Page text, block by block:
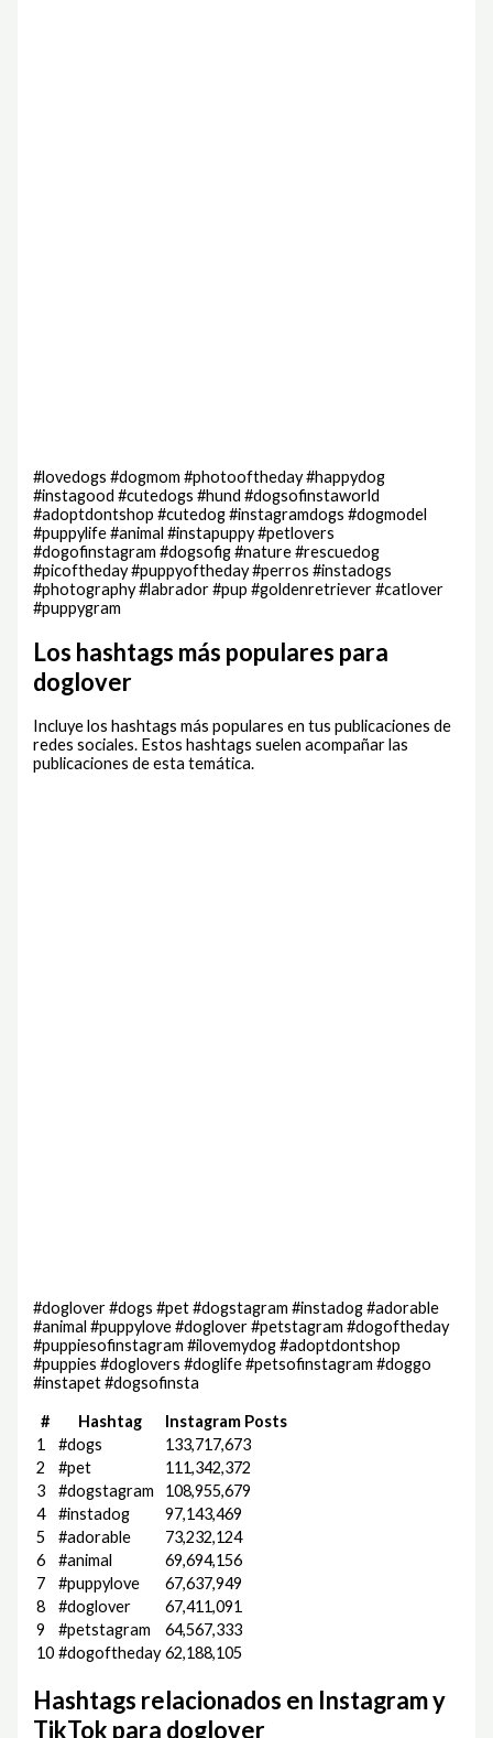
#lovedogs #dogmom #photooftheday #happydog
#instagood #cutedogs #hund #dogsofinstaworld
#adoptdontshop #cutedog #instagramdogs #dogmodel
#puppylife #animal #instapuppy #petlovers
#dogofinstagram #dogsofig #nature #rescuedog
#picoftheday #puppyoftheday #perros #instadogs
#photography #labrador #pup #goldenretriever #catlover
#puppygram
Los hashtags más populares para
doglover
Incluye los hashtags más populares en tus publicaciones de
redes sociales. Estos hashtags suelen acompañar las
publicaciones de esta temática.
#doglover #dogs #pet #dogstagram #instadog #adorable
#animal #puppylove #doglover #petstagram #dogoftheday
#puppiesofinstagram #ilovemydog #adoptdontshop
#puppies #doglovers #doglife #petsofinstagram #doggo
#instapet #dogsofinsta
# Hashtag
Instagram Posts
1
#dogs
133,717,673
2
#pet
111,342,372
3
#dogstagram
108,955,679
4
#instadog
97,143,469
5
#adorable
73,232,124
6
#animal
69,694,156
7
#puppylove
67,637,949
8
#doglover
67,411,091
9
#petstagram
64,567,333
10 #dogoftheday 62,188,105
Hashtags relacionados en Instagram y
TikTok para doglover